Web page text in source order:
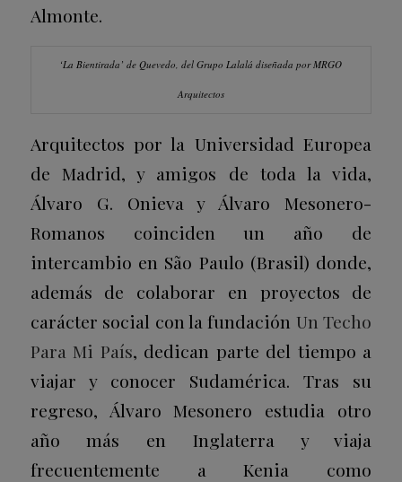
Almonte.
‘La Bientirada’ de Quevedo, del Grupo Lalalá diseñada por MRGO
Arquitectos
Arquitectos por la Universidad Europea
de Madrid, y amigos de toda la vida,
Álvaro G. Onieva y Álvaro Mesonero-
Romanos coinciden un año de
intercambio en São Paulo (Brasil) donde,
además de colaborar en proyectos de
carácter social con la fundación Un Techo
Para Mi País, dedican parte del tiempo a
viajar y conocer Sudamérica. Tras su
regreso, Álvaro Mesonero estudia otro
año más en Inglaterra y viaja
frecuentemente a Kenia como